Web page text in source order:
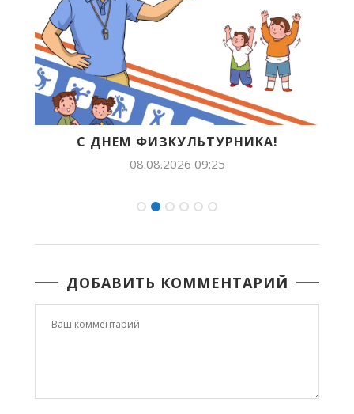
С ДНЕМ ФИЗКУЛЬТУРНИКА!
08.08.2026 09:25
ДОБАВИТЬ КОММЕНТАРИЙ